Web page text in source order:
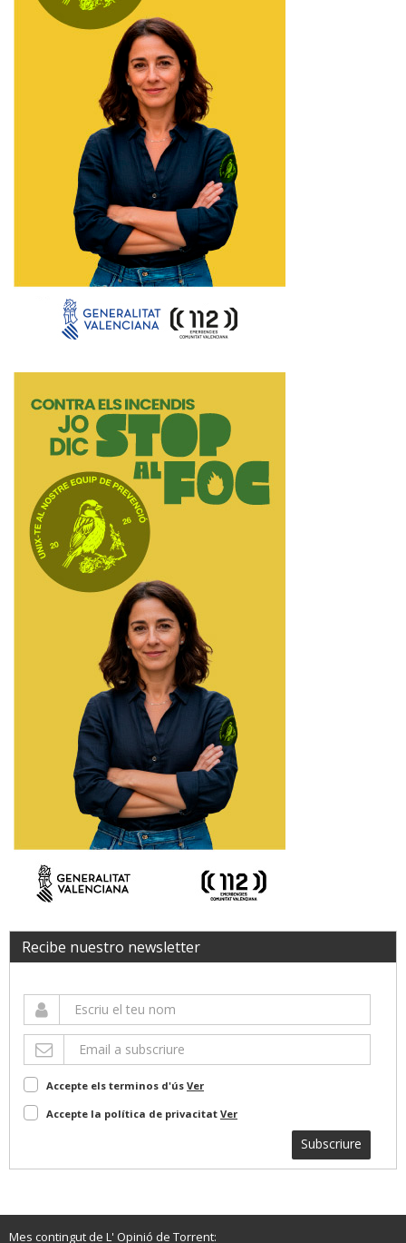
Recibe nuestro newsletter
Accepte els terminos d'ús Ver
Accepte la política de privacitat Ver
Subscriure
Mes contingut de L' Opinió de Torrent: